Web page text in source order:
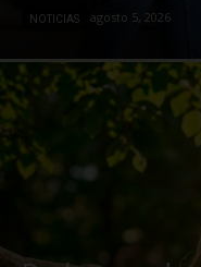
NOTICIAS agosto 5, 2026